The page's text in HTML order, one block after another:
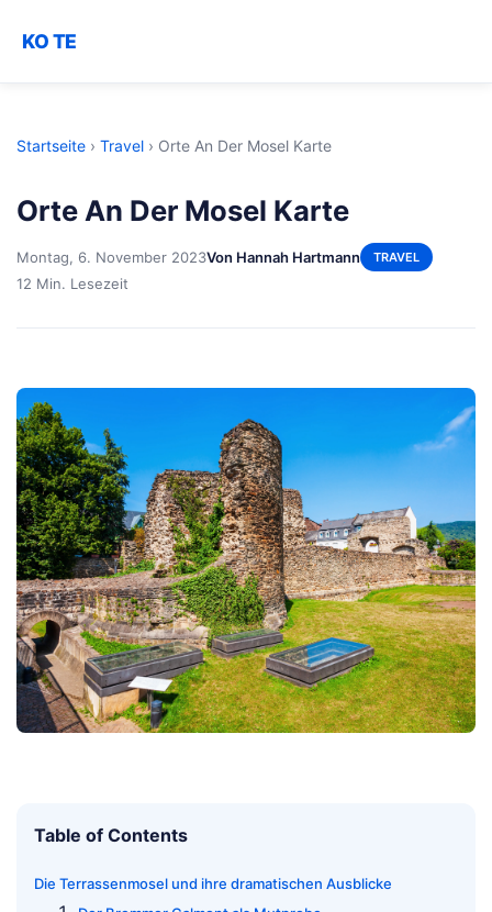
KO TE
Startseite › Travel › Orte An Der Mosel Karte
Orte An Der Mosel Karte
Montag, 6. November 2023Von Hannah Hartmann TRAVEL
12 Min. Lesezeit
Table of Contents
Die Terrassenmosel und ihre dramatischen Ausblicke